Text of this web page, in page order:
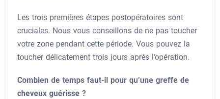
Les trois premières étapes postopératoires sont
cruciales. Nous vous conseillons de ne pas toucher
votre zone pendant cette période. Vous pouvez la
toucher délicatement trois jours après l’opération.
Combien de temps faut-il pour qu’une greffe de
cheveux guérisse ?